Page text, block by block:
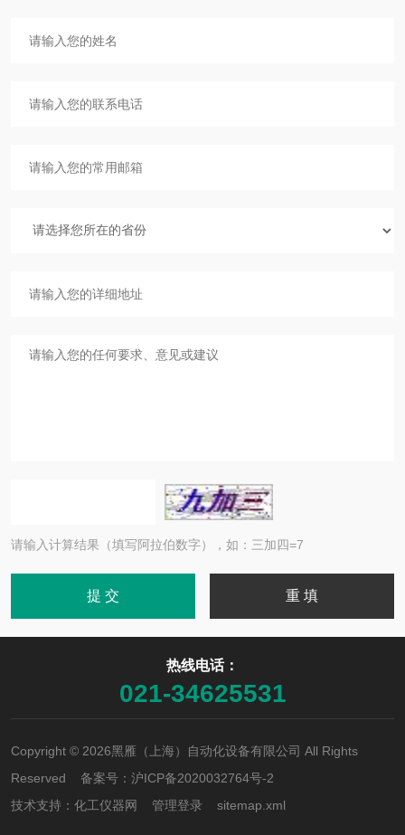
请输入计算结果（填写阿拉伯数字），如：三加四=7
热线电话：
021-34625531
Copyright © 2026黑雁（上海）自动化设备有限公司 All Rights
Reserved 备案号： 沪ICP备2020032764号-2
技术支持： 化工仪器网 管理登录 sitemap.xml